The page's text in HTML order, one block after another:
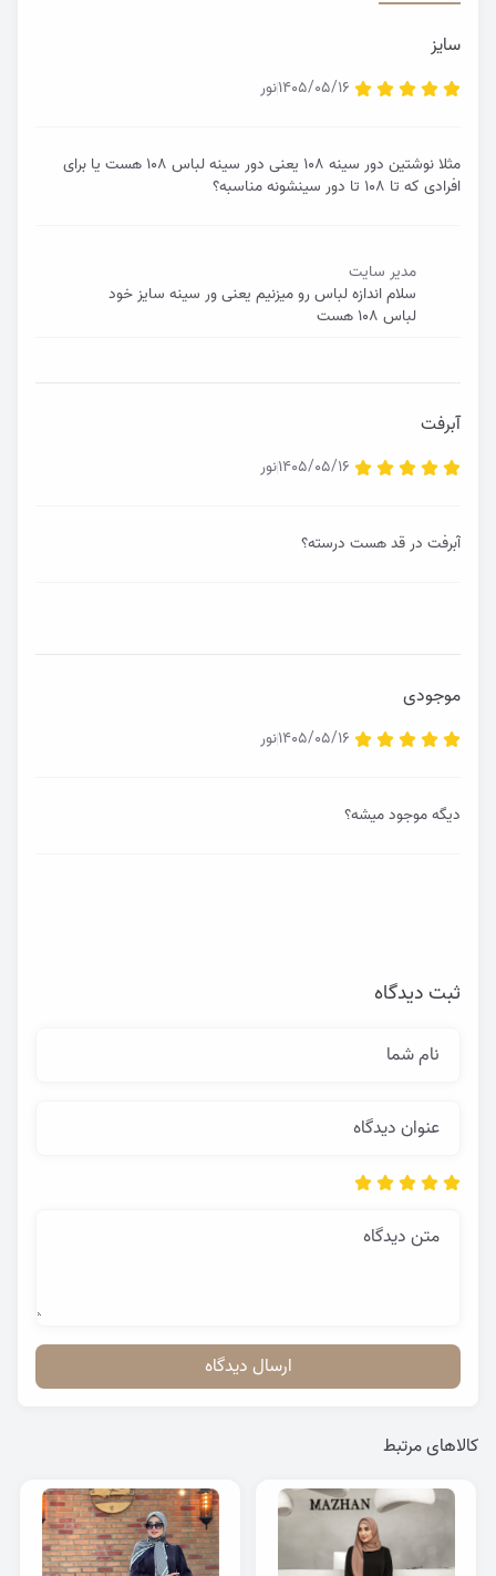
ثبت دیدگاه
نام شما
عنوان دیدگاه
متن دیدگاه
ارسال دیدگاه
سایز
1405/05/16نور
مثلا نوشتین دور سینه ۱۰۸ یعنی دور سینه لباس ۱۰۸ هست یا برای
افرادی که تا ۱۰۸ تا دور سینشونه مناسبه؟
مدیر سایت
سلام اندازه لباس رو میزنیم یعنی ور سینه سایز خود
لباس ۱۰۸ هست
آبرفت
1405/05/16نور
آبرفت در قد هست درسته؟
موجودی
1405/05/16نور
دیگه موجود میشه؟
کالاهای مرتبط